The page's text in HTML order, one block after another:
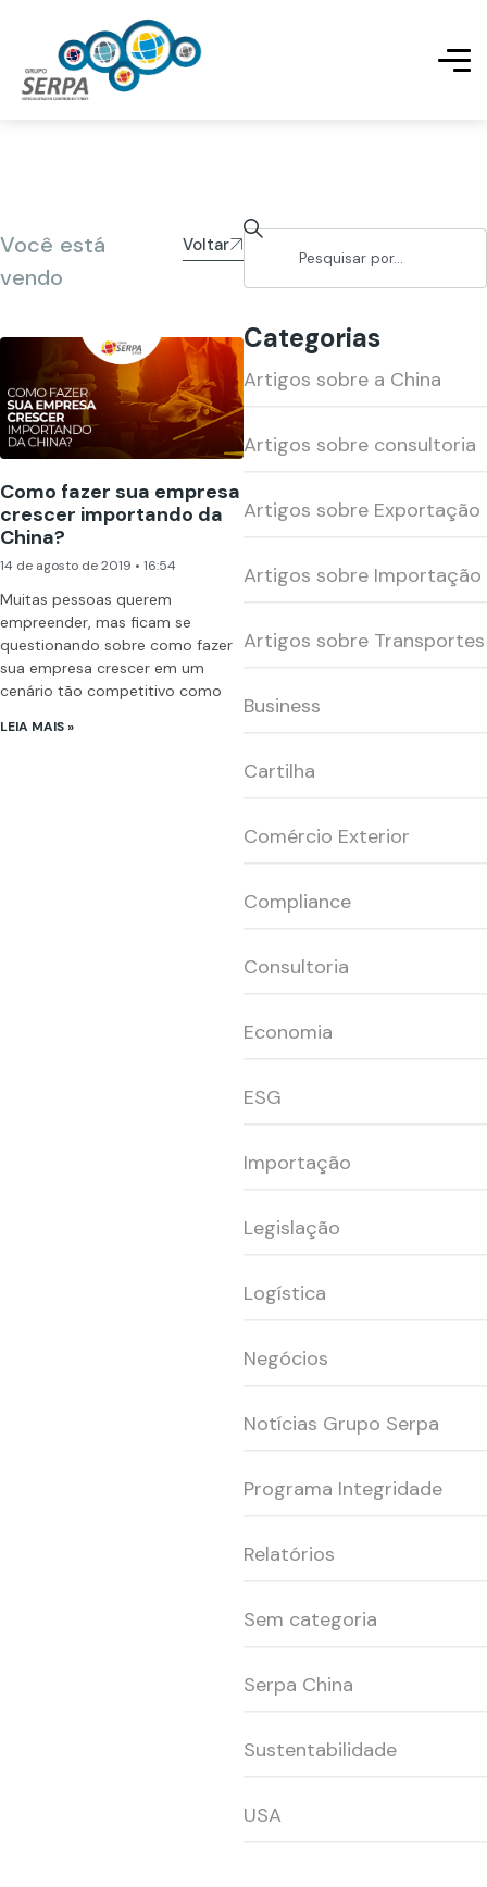
Você está
vendo
Voltar
Como fazer sua empresa
crescer importando da
China?
14 de agosto de 2019 16:54
Muitas pessoas querem
empreender, mas ficam se
questionando sobre como fazer
sua empresa crescer em um
cenário tão competitivo como
LEIA MAIS »
Categorias
Artigos sobre a China
Artigos sobre consultoria
Artigos sobre Exportação
Artigos sobre Importação
Artigos sobre Transportes
Business
Cartilha
Comércio Exterior
Compliance
Consultoria
Economia
ESG
Importação
Legislação
Logística
Negócios
Notícias Grupo Serpa
Programa Integridade
Relatórios
Sem categoria
Serpa China
Sustentabilidade
USA